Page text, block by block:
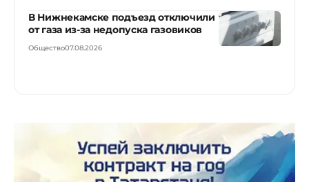
В Нижнекамске подъезд отключили
от газа из-за недопуска газовиков
Общество07.08.2026